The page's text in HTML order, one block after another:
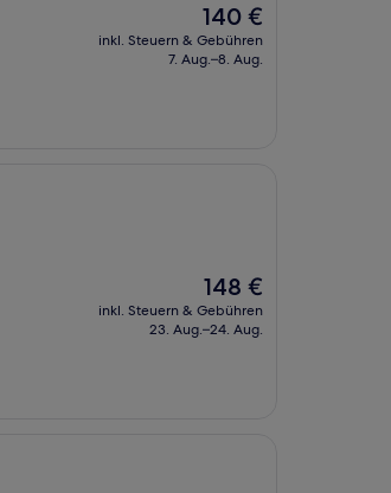
Der
Preis
beträgt
140 €
inkl. Steuern & Gebühren
7. Aug.–8. Aug.
Der
Preis
beträgt
148 €
inkl. Steuern & Gebühren
23. Aug.–24. Aug.